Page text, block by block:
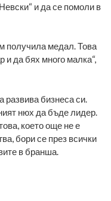
и да се помоли в
получила медал. Това
и да бях много малка“,
развива бизнеса си.
нюх да бъде лидер.
което още не е
бори се през всички
в бранша.